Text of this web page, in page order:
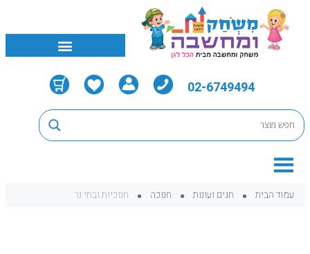
02-6749494
עמוד הבית חגים ועונות חנוכה חנוכיות ובתי נר